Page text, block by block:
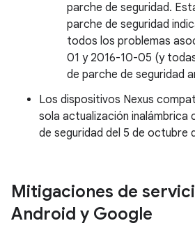
parche de seguridad.
parche de seguridad
todos los problemas
01 y 2016-10-05 (y
de parche de seguridad
Los dispositivos Nexus
sola actualización inalámbrica
de seguridad del 5 de octubre
Mitigaciones de
Android y Google